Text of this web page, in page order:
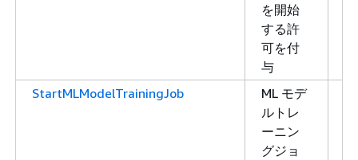
を開始
する許
可を付
与
StartMLModelTrainingJob
ML モデ
ルトレ
ーニン
グジョ